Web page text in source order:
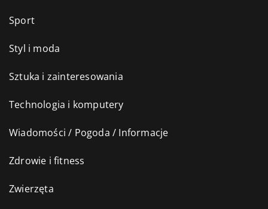
Sport
Styl i moda
Sztuka i zainteresowania
Technologia i komputery
Wiadomości / Pogoda / Informacje
Zdrowie i fitness
Zwierzęta